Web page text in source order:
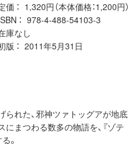
価
1,320円（本体価格：1,200円）
978-4-488-54103-3
庫なし
版
2011年5月31日
れた、邪神ツァトッグアが地底
まつわる数多の物語を、『ゾテ
。